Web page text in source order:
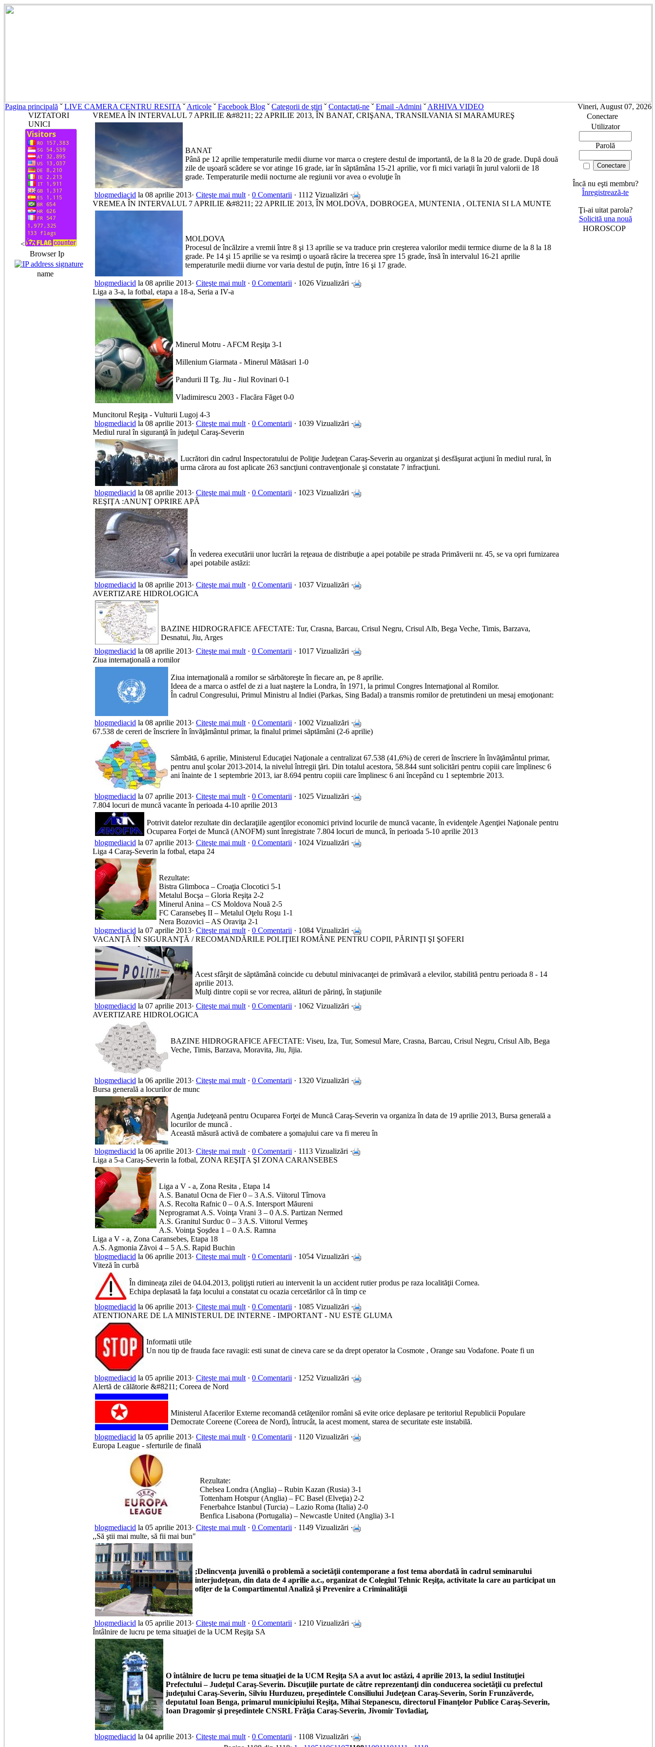
Pagina principală ˇLIVE CAMERA CENTRU RESITA ˇArticole ˇFacebook Blog ˇCategorii de ştiri ˇContactaţi-ne ˇEmail -Admini ˇARHIVA VIDEO
Vineri, August 07, 2026
VIZTATORI
UNICI
<
Browser Ip
name
VREMEA ÎN INTERVALUL 7 APRILIE &#8211; 22 APRILIE 2013, ÎN BANAT, CRIŞANA, TRANSILVANIA SI MARAMUREŞ
BANAT
Până pe 12 aprilie temperaturile medii diurne vor marca o creştere destul de importantă, de la 8 la 20 de grade. După două
zile de uşoară scădere se vor atinge 16 grade, iar în săptămâna 15-21 aprilie, vor fi mici variaţii în jurul valorii de 18
grade. Temperaturile medii nocturne ale regiunii vor avea o evoluţie în
blogmediacid la 08 aprilie 2013· Citeşte mai mult · 0 Comentarii · 1112 Vizualizări ·
VREMEA ÎN INTERVALUL 7 APRILIE &#8211; 22 APRILIE 2013, ÎN MOLDOVA, DOBROGEA, MUNTENIA , OLTENIA SI LA MUNTE
MOLDOVA
Procesul de încălzire a vremii între 8 şi 13 aprilie se va traduce prin creşterea valorilor medii termice diurne de la 8 la 18
grade. Pe 14 şi 15 aprilie se va resimţi o uşoară răcire la trecerea spre 15 grade, însă în intervalul 16-21 aprilie
temperaturile medii diurne vor varia destul de puţin, între 16 şi 17 grade.
blogmediacid la 08 aprilie 2013· Citeşte mai mult · 0 Comentarii · 1026 Vizualizări ·
Liga a 3-a, la fotbal, etapa a 18-a, Seria a IV-a
Minerul Motru - AFCM Reşiţa 3-1
Millenium Giarmata - Minerul Mătăsari 1-0
Pandurii II Tg. Jiu - Jiul Rovinari 0-1
Vladimirescu 2003 - Flacăra Făget 0-0
Muncitorul Reşiţa - Vulturii Lugoj 4-3
blogmediacid la 08 aprilie 2013· Citeşte mai mult · 0 Comentarii · 1039 Vizualizări ·
Mediul rural în siguranţă în judeţul Caraş-Severin
Lucrători din cadrul Inspectoratului de Poliţie Judeţean Caraş-Severin au organizat şi desfăşurat acţiuni în mediul rural, în
urma cărora au fost aplicate 263 sancţiuni contravenţionale şi constatate 7 infracţiuni.
blogmediacid la 08 aprilie 2013· Citeşte mai mult · 0 Comentarii · 1023 Vizualizări ·
REŞIŢA :ANUNŢ OPRIRE APĂ
În vederea executării unor lucrări la reţeaua de distribuţie a apei potabile pe strada Primăverii nr. 45, se va opri furnizarea
apei potabile astăzi:
blogmediacid la 08 aprilie 2013· Citeşte mai mult · 0 Comentarii · 1037 Vizualizări ·
AVERTIZARE HIDROLOGICA
BAZINE HIDROGRAFICE AFECTATE: Tur, Crasna, Barcau, Crisul Negru, Crisul Alb, Bega Veche, Timis, Barzava,
Desnatui, Jiu, Arges
blogmediacid la 08 aprilie 2013· Citeşte mai mult · 0 Comentarii · 1017 Vizualizări ·
Ziua internaţională a romilor
Ziua internaţională a romilor se sărbătoreşte în fiecare an, pe 8 aprilie.
Ideea de a marca o astfel de zi a luat naştere la Londra, în 1971, la primul Congres Internaţional al Romilor.
În cadrul Congresului, Primul Ministru al Indiei (Parkas, Sing Badal) a transmis romilor de pretutindeni un mesaj emoţionant:
blogmediacid la 08 aprilie 2013· Citeşte mai mult · 0 Comentarii · 1002 Vizualizări ·
67.538 de cereri de înscriere în învăţământul primar, la finalul primei săptămâni (2-6 aprilie)
Sâmbătă, 6 aprilie, Ministerul Educaţiei Naţionale a centralizat 67.538 (41,6%) de cereri de înscriere în învăţământul primar,
pentru anul şcolar 2013-2014, la nivelul întregii ţări. Din totalul acestora, 58.844 sunt solicitări pentru copiii care împlinesc 6
ani înainte de 1 septembrie 2013, iar 8.694 pentru copiii care împlinesc 6 ani începând cu 1 septembrie 2013.
blogmediacid la 07 aprilie 2013· Citeşte mai mult · 0 Comentarii · 1025 Vizualizări ·
7.804 locuri de muncă vacante în perioada 4-10 aprilie 2013
Potrivit datelor rezultate din declaraţiile agenţilor economici privind locurile de muncă vacante, în evidenţele Agenţiei Naţionale pentru
Ocuparea Forţei de Muncă (ANOFM) sunt înregistrate 7.804 locuri de muncă, în perioada 5-10 aprilie 2013
blogmediacid la 07 aprilie 2013· Citeşte mai mult · 0 Comentarii · 1024 Vizualizări ·
Liga 4 Caraş-Severin la fotbal, etapa 24
Rezultate:
Bistra Glimboca – Croaţia Clocotici 5-1
Metalul Bocşa – Gloria Reşiţa 2-2
Minerul Anina – CS Moldova Nouă 2-5
FC Caransebeş II – Metalul Oţelu Roşu 1-1
Nera Bozovici – AS Oraviţa 2-1
blogmediacid la 07 aprilie 2013· Citeşte mai mult · 0 Comentarii · 1084 Vizualizări ·
VACANŢĂ ÎN SIGURANŢĂ / RECOMANDĂRILE POLIŢIEI ROMÂNE PENTRU COPII, PĂRINŢI ŞI ŞOFERI
Acest sfârşit de săptămână coincide cu debutul minivacanţei de primăvară a elevilor, stabilită pentru perioada 8 - 14
aprilie 2013.
Mulţi dintre copii se vor recrea, alături de părinţi, în staţiunile
blogmediacid la 07 aprilie 2013· Citeşte mai mult · 0 Comentarii · 1062 Vizualizări ·
AVERTIZARE HIDROLOGICA
BAZINE HIDROGRAFICE AFECTATE: Viseu, Iza, Tur, Somesul Mare, Crasna, Barcau, Crisul Negru, Crisul Alb, Bega
Veche, Timis, Barzava, Moravita, Jiu, Jijia.
blogmediacid la 06 aprilie 2013· Citeşte mai mult · 0 Comentarii · 1320 Vizualizări ·
Bursa generală a locurilor de munc
Agenţia Judeţeană pentru Ocuparea Forţei de Muncă Caraş-Severin va organiza în data de 19 aprilie 2013, Bursa generală a
locurilor de muncă .
Această măsură activă de combatere a şomajului care va fi mereu în
blogmediacid la 06 aprilie 2013· Citeşte mai mult · 0 Comentarii · 1113 Vizualizări ·
Liga a 5-a Caraş-Severin la fotbal, ZONA REŞIŢA ŞI ZONA CARANSEBES
Liga a V - a, Zona Resita , Etapa 14
A.S. Banatul Ocna de Fier 0 – 3 A.S. Viitorul Tîrnova
A.S. Recolta Rafnic 0 – 0 A.S. Intersport Măureni
Neprogramat A.S. Voinţa Vrani 3 – 0 A.S. Partizan Nermed
A.S. Granitul Surduc 0 – 3 A.S. Viitorul Vermeş
A.S. Voinţa Şoşdea 1 – 0 A.S. Ramna
Liga a V - a, Zona Caransebes, Etapa 18
A.S. Agmonia Zăvoi 4 – 5 A.S. Rapid Buchin
blogmediacid la 06 aprilie 2013· Citeşte mai mult · 0 Comentarii · 1054 Vizualizări ·
Viteză în curbă
În dimineaţa zilei de 04.04.2013, poliţişti rutieri au intervenit la un accident rutier produs pe raza localităţii Cornea.
Echipa deplasată la faţa locului a constatat cu ocazia cercetărilor că în timp ce
blogmediacid la 06 aprilie 2013· Citeşte mai mult · 0 Comentarii · 1085 Vizualizări ·
ATENTIONARE DE LA MINISTERUL DE INTERNE - IMPORTANT - NU ESTE GLUMA
Informatii utile
Un nou tip de frauda face ravagii: esti sunat de cineva care se da drept operator la Cosmote , Orange sau Vodafone. Poate fi un
blogmediacid la 05 aprilie 2013· Citeşte mai mult · 0 Comentarii · 1252 Vizualizări ·
Alertă de călătorie &#8211; Coreea de Nord
Ministerul Afacerilor Externe recomandă cetăţenilor români să evite orice deplasare pe teritoriul Republicii Populare
Democrate Coreene (Coreea de Nord), întrucât, la acest moment, starea de securitate este instabilă.
blogmediacid la 05 aprilie 2013· Citeşte mai mult · 0 Comentarii · 1120 Vizualizări ·
Europa League - sferturile de finală
Rezultate:
Chelsea Londra (Anglia) – Rubin Kazan (Rusia) 3-1
Tottenham Hotspur (Anglia) – FC Basel (Elveţia) 2-2
Fenerbahce Istanbul (Turcia) – Lazio Roma (Italia) 2-0
Benfica Lisabona (Portugalia) – Newcastle United (Anglia) 3-1
blogmediacid la 05 aprilie 2013· Citeşte mai mult · 0 Comentarii · 1149 Vizualizări ·
,,Să ştii mai multe, să fii mai bun"
;Delincvenţa juvenilă o problemă a societăţii contemporane a fost tema abordată în cadrul seminarului
interjudeţean, din data de 4 aprilie a.c., organizat de Colegiul Tehnic Reşiţa, activitate la care au participat un
ofiţer de la Compartimentul Analiză şi Prevenire a Criminalităţii
blogmediacid la 05 aprilie 2013· Citeşte mai mult · 0 Comentarii · 1210 Vizualizări ·
Întâlnire de lucru pe tema situaţiei de la UCM Reşiţa SA
O întâlnire de lucru pe tema situaţiei de la UCM Reşiţa SA a avut loc astăzi, 4 aprilie 2013, la sediul Instituţiei
Prefectului – Judeţul Caraş-Severin. Discuţiile purtate de către reprezentanţi din conducerea societăţii cu prefectul
judeţului Caraş-Severin, Silviu Hurduzeu, preşedintele Consiliului Judeţean Caraş-Severin, Sorin Frunzăverde,
deputatul Ioan Benga, primarul municipiului Reşiţa, Mihai Stepanescu, directorul Finanţelor Publice Caraş-Severin,
Ioan Dragomir şi preşedintele CNSRL Frăţia Caraş-Severin, Jivomir Tovladiaţ,
blogmediacid la 04 aprilie 2013· Citeşte mai mult · 0 Comentarii · 1108 Vizualizări ·
Conectare
Utilizator
Parolă
Încă nu eşti membru?
Înregistrează-te
Ţi-ai uitat parola?
Solicită una nouă
HOROSCOP